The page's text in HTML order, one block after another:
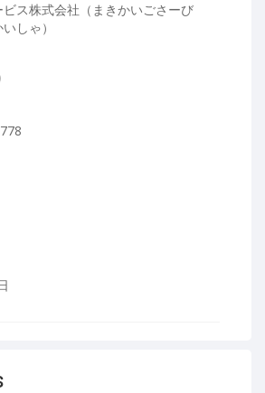
ス株式会社（まきかいごさーび
しゃ）